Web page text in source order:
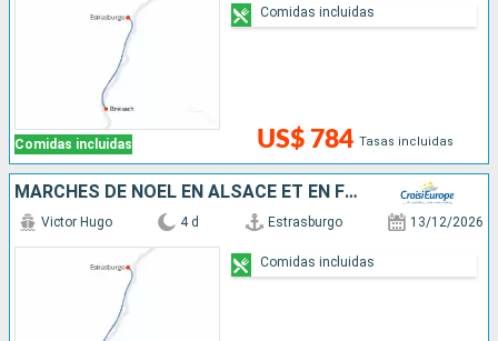
Comidas incluidas US$ 784 Tasas incluidas
Comidas incluidas
MARCHÉS DE NOËL EN ALSACE ET EN FORÊT-NOIRE
Victor Hugo 4 d Estrasburgo 13/12/2026
Comidas incluidas